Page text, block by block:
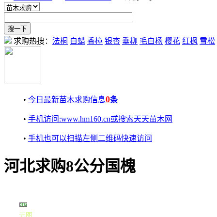
求购热搜： 法桐 白蜡 香樟 银杏 垂柳 毛白杨 樱花 红枫 雪松
• 今日最新苗木求购信息0条
• 手机访问:www.hm160.cn或搜索天天苗木网
• 手机也可以扫描左侧二维码快速访问
河北求购8公分国槐